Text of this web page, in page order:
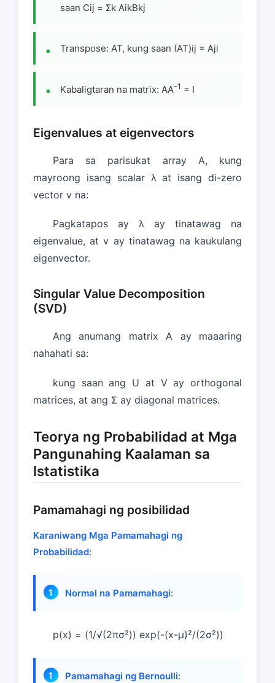
saan Cij = Σk AikBkj
Transpose: AT, kung saan (AT)ij = Aji
Kabaligtaran na matrix: AA-1 = I
Eigenvalues at eigenvectors
Para sa parisukat array A, kung
mayroong isang scalar λ at isang di-zero
vector v na:
Pagkatapos ay λ ay tinatawag na
eigenvalue, at v ay tinatawag na kaukulang
eigenvector.
Singular Value Decomposition
(SVD)
Ang anumang matrix A ay maaaring
nahahati sa:
kung saan ang U at V ay orthogonal
matrices, at ang Σ ay diagonal matrices.
Teorya ng Probabilidad at Mga
Pangunahing Kaalaman sa
Istatistika
Pamamahagi ng posibilidad
Karaniwang Mga Pamamahagi ng
Probabilidad:
Normal na Pamamahagi:
p(x) = (1/√(2πσ²)) exp(-(x-μ)²/(2σ²))
Pamamahagi ng Bernoulli: